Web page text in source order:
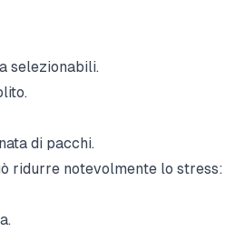
selezionabili.
di pacchi.
ridurre notevolmente lo stress: